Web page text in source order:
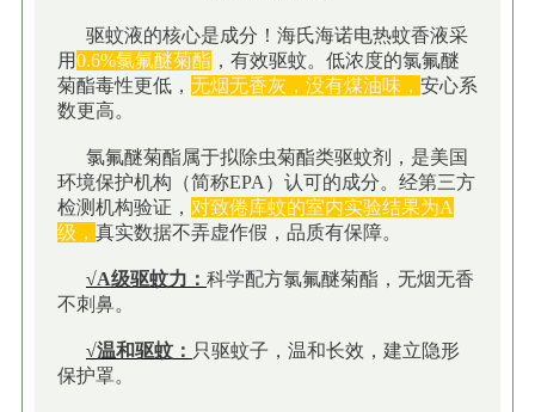
驱蚊液的核心是成分！海氏海诺电热蚊香液采
用0.6%氯氟醚菊酯 ，有效驱蚊。低浓度的氯氟醚
菊酯毒性更低， 无烟无香灰，没有煤油味， 安心系
数更高。
氯氟醚菊酯属于拟除虫菊酯类驱蚊剂，是美国
环境保护机构（简称EPA）认可的成分。经第三方
检测机构验证， 对致倦库蚊的室内实验结果为A
级， 真实数据不弄虚作假，品质有保障。
√A级驱蚊力： 科学配方氯氟醚菊酯，无烟无香
不刺鼻。
√温和驱蚊： 只驱蚊子，温和长效，建立隐形
保护罩。